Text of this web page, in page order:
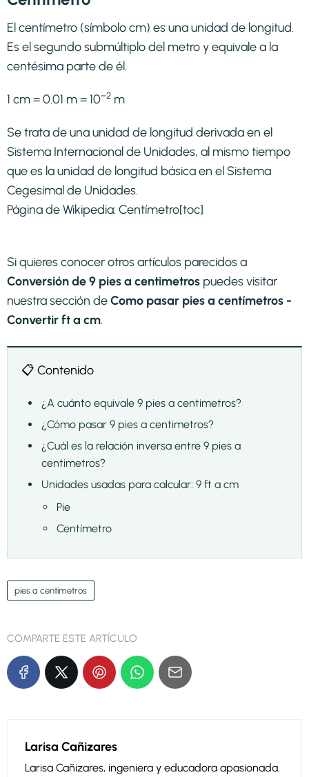
El centímetro (símbolo cm) es una unidad de longitud.
Es el segundo submúltiplo del metro y equivale a la
centésima parte de él.
1 cm = 0.01 m = 10−2 m
Se trata de una unidad de longitud derivada en el
Sistema Internacional de Unidades, al mismo tiempo
que es la unidad de longitud básica en el Sistema
Cegesimal de Unidades.
Página de Wikipedia: Centímetro[toc]
Si quieres conocer otros artículos parecidos a
Conversión de 9 pies a centimetros puedes visitar
nuestra sección deComo pasar pies a centímetros -
Convertir ft a cm.
📋 Contenido
¿A cuánto equivale 9 pies a centimetros?
¿Cómo pasar 9 pies a centimetros?
¿Cuál es la relación inversa entre 9 pies a
centimetros?
Unidades usadas para calcular: 9 ft a cm
Pie
Centímetro
pies a centimetros
COMPARTE ESTE ARTÍCULO
Larisa Cañizares
Larisa Cañizares, ingeniera y educadora apasionada.